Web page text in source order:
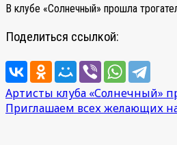
В клубе «Солнечный» прошла
Поделиться ссылкой:
Навигация
по
Артисты клуба «Солнечный»
Приглашаем всех желающих